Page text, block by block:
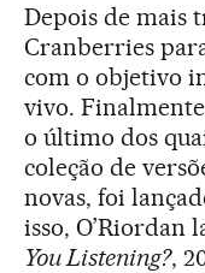
Depois de mais
Cranberries
com o objetivo
vivo.
o último dos
coleção de
novas, foi
isso, O’Riordan
You Listening?,